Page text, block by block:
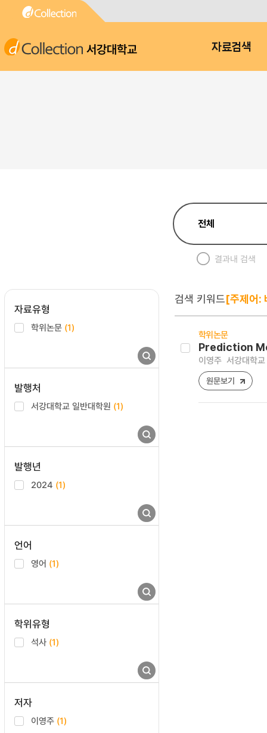
서강대학교 자료검색
결과내 검색
자료유형
학위논문 (1)
발행처
서강대학교 일반대학원 (1)
발행년
2024 (1)
언어
영어 (1)
학위유형
석사 (1)
저자
이영주 (1)
검색 키워드[주제어:
학위논문
Prediction
이영주 서강대학
원문보기